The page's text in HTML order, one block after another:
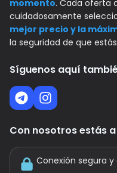
momento. Cada oferta
cuidadosamente
mejor precio y la
la seguridad de que
Síguenos aquí
Con nosotros estás
Conexión segura y